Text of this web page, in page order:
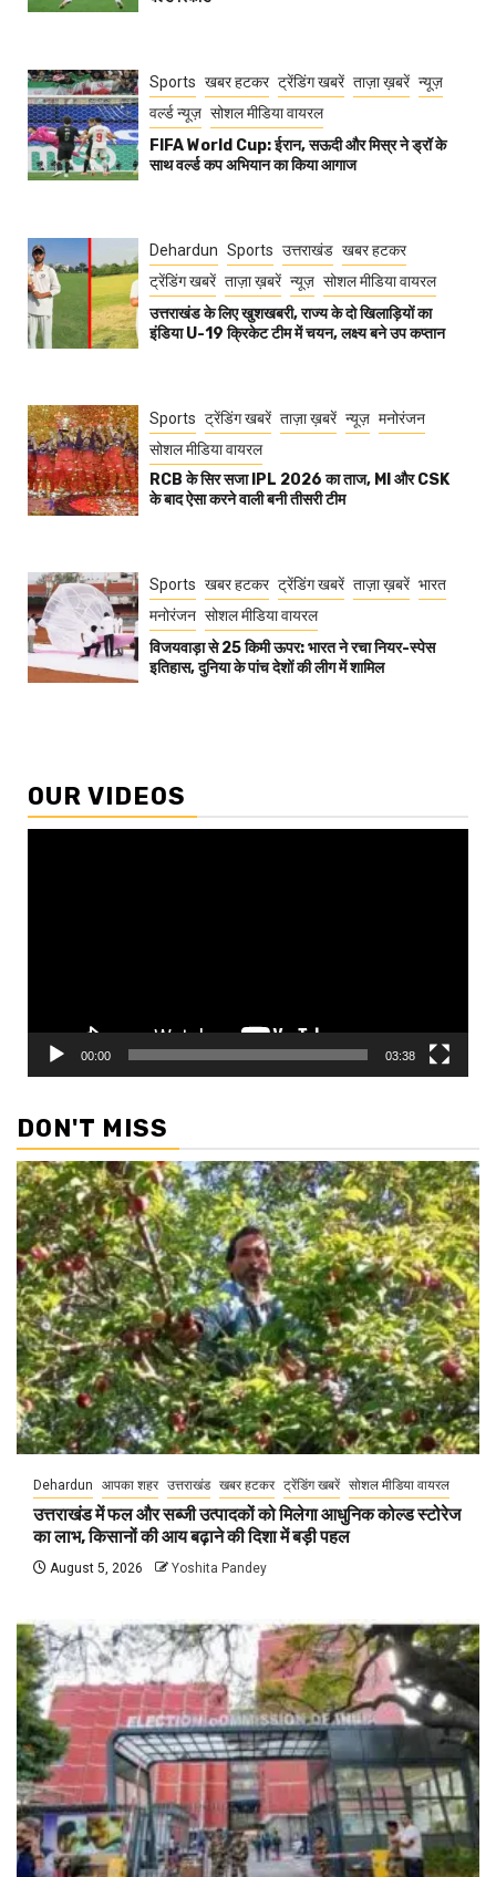
Sports खबर हटकर ट्रेंडिंग खबरें ताज़ा ख़बरें न्यूज़
वर्ल्ड न्यूज़ सोशल मीडिया वायरल
FIFA World Cup: ईरान, सऊदी और मिस्र ने ड्रॉ के
साथ वर्ल्ड कप अभियान का किया आगाज
Dehardun Sports उत्तराखंड खबर हटकर
ट्रेंडिंग खबरें ताज़ा ख़बरें न्यूज़ सोशल मीडिया वायरल
उत्तराखंड के लिए खुशखबरी, राज्य के दो खिलाड़ियों का
इंडिया U-19 क्रिकेट टीम में चयन, लक्ष्य बने उप कप्तान
Sports ट्रेंडिंग खबरें ताज़ा ख़बरें न्यूज़ मनोरंजन
सोशल मीडिया वायरल
RCB के सिर सजा IPL 2026 का ताज, MI और CSK
के बाद ऐसा करने वाली बनी तीसरी टीम
Sports खबर हटकर ट्रेंडिंग खबरें ताज़ा ख़बरें भारत
मनोरंजन सोशल मीडिया वायरल
विजयवाड़ा से 25 किमी ऊपर: भारत ने रचा नियर-स्पेस
इतिहास, दुनिया के पांच देशों की लीग में शामिल
OUR VIDEOS
00:00 03:38
DON'T MISS
Dehardun आपका शहर उत्तराखंड खबर हटकर ट्रेंडिंग खबरें सोशल मीडिया वायरल
उत्तराखंड में फल और सब्जी उत्पादकों को मिलेगा आधुनिक कोल्ड स्टोरेज
का लाभ, किसानों की आय बढ़ाने की दिशा में बड़ी पहल
August 5, 2026 Yoshita Pandey